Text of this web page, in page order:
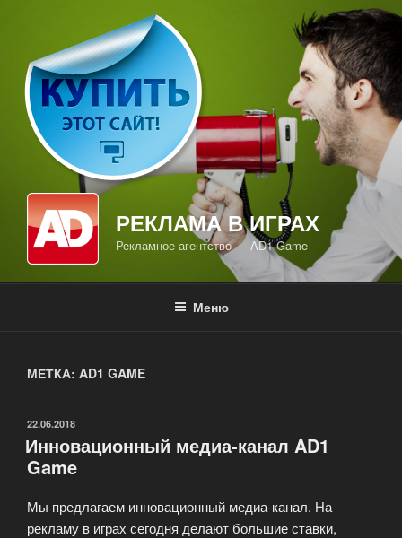
содержимому
РЕКЛАМА В ИГРАХ
Рекламное агентство — AD1 Game
Меню
МЕТКА: AD1 GAME
ОПУБЛИКОВАНО
22.06.2018
Инновационный медиа-канал AD1
Game
Мы предлагаем инновационный медиа-канал. На
рекламу в играх сегодня делают большие ставки,